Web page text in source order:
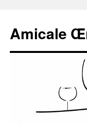
Amicale